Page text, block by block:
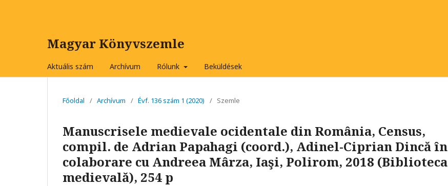
Magyar Könyvszemle
Aktuális szám Archívum Rólunk Beküldések
Főoldal / Archívum / Évf. 136 szám 1 (2020) / Szemle
Manuscrisele medievale ocidentale din România, Census,
compil. de Adrian Papahagi (coord.), Adinel-Ciprian Dincă în
colaborare cu Andreea Mârza, Iaşi, Polirom, 2018 (Biblioteca
medievală), 254 p